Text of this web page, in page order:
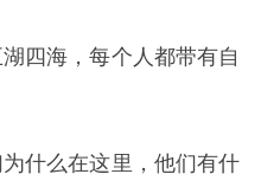
四海，每个人都带有自
什么在这里，他们有什